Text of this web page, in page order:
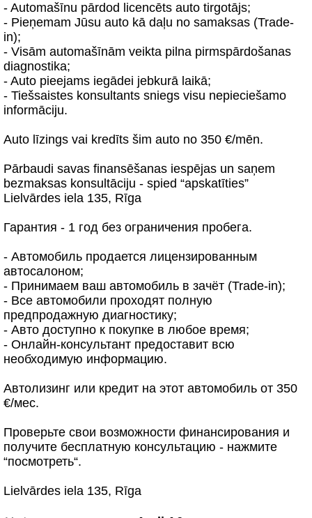
- Automašīnu pārdod licencēts auto tirgotājs;
- Pieņemam Jūsu auto kā daļu no samaksas (Trade-
in);
- Visām automašīnām veikta pilna pirmspārdošanas
diagnostika;
- Auto pieejams iegādei jebkurā laikā;
- Tiešsaistes konsultants sniegs visu nepieciešamo
informāciju.
Auto līzings vai kredīts šim auto no 350 €/mēn.
Pārbaudi savas finansēšanas iespējas un saņem
bezmaksas konsultāciju - spied “apskatīties”
Lielvārdes iela 135, Rīga
Гарантия - 1 год без ограничения пробега.
- Автомобиль продается лицензированным
автосалоном;
- Принимаем ваш автомобиль в зачёт (Trade-in);
- Все автомобили проходят полную
предпродажную диагностику;
- Авто доступно к покупке в любое время;
- Онлайн-консультант предоставит всю
необходимую информацию.
Автолизинг или кредит на этот автомобиль от 350
€/мес.
Проверьте свои возможности финансирования и
получите бесплатную консультацию - нажмите
“посмотреть“.
Lielvārdes iela 135, Rīga